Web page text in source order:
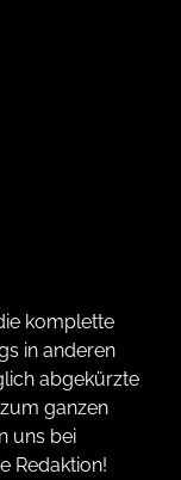
komplette
in anderen
abgekürzte
ganzen
uns bei
Redaktion!